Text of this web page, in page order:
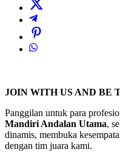
JOIN WITH US AND BE
Panggilan untuk para
Mandiri Andalan Utama,
dinamis, membuka
dengan tim juara kami.